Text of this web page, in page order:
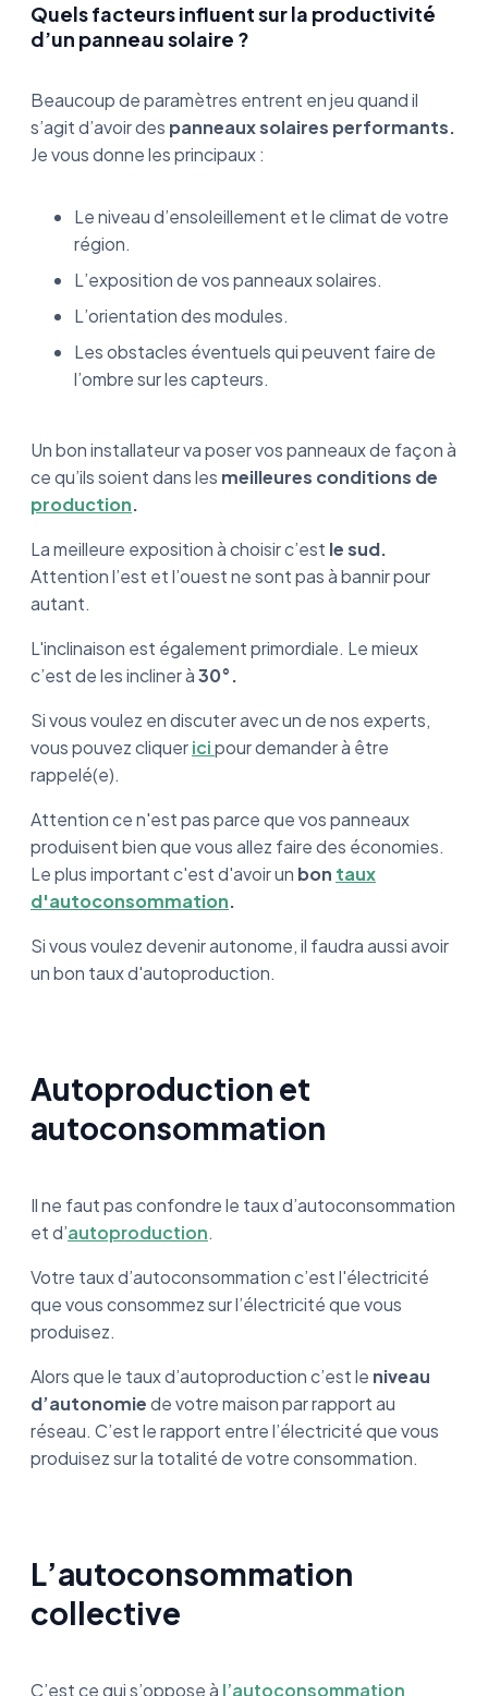
Quels facteurs influent sur la productivité
d’un panneau solaire ?
Beaucoup de paramètres entrent en jeu quand il
s’agit d’avoir des panneaux solaires performants.
Je vous donne les principaux :
Le niveau d’ensoleillement et le climat de votre
région.
L’exposition de vos panneaux solaires.
L’orientation des modules.
Les obstacles éventuels qui peuvent faire de
l’ombre sur les capteurs.
Un bon installateur va poser vos panneaux de façon à
ce qu’ils soient dans les meilleures conditions de
production.
La meilleure exposition à choisir c’est le sud.
Attention l’est et l’ouest ne sont pas à bannir pour
autant.
L'inclinaison est également primordiale. Le mieux
c’est de les incliner à30°.
Si vous voulez en discuter avec un de nos experts,
vous pouvez cliquericipour demander à être
rappelé(e).
Attention ce n'est pas parce que vos panneaux
produisent bien que vous allez faire des économies.
Le plus important c'est d'avoir un bon taux
d'autoconsommation.
Si vous voulez devenir autonome, il faudra aussi avoir
un bon taux d'autoproduction.
Autoproduction et
autoconsommation
Il ne faut pas confondre le taux d’autoconsommation
et d’autoproduction.
Votre taux d’autoconsommation c’est l'électricité
que vous consommez sur l’électricité que vous
produisez.
Alors que le taux d’autoproduction c’est le niveau
d’autonomiede votre maison par rapport au
réseau. C’est le rapport entre l’électricité que vous
produisez sur la totalité de votre consommation.
L’autoconsommation
collective
C’est ce qui s’oppose à l’autoconsommation